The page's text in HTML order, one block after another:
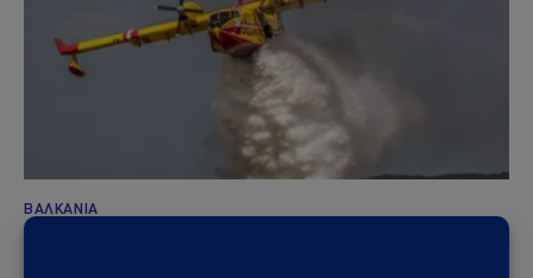
ΒΑΛΚΆΝΙΑ